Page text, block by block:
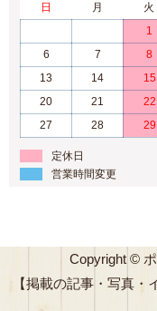
日
月 火
1
6
7 8
13
14 15
20
21 22
27
28 29
定休日
営業時間変更
Copyright ©
【掲載の記事・写真